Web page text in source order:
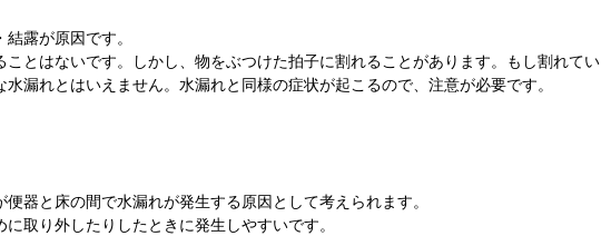
露が原因です。
とはないです。しかし、物をぶつけた拍子に割れることがあります。もし割れてい
漏れとはいえません。水漏れと同様の症状が起こるので、注意が必要です。
器と床の間で水漏れが発生する原因として考えられます。
取り外したりしたときに発生しやすいです。